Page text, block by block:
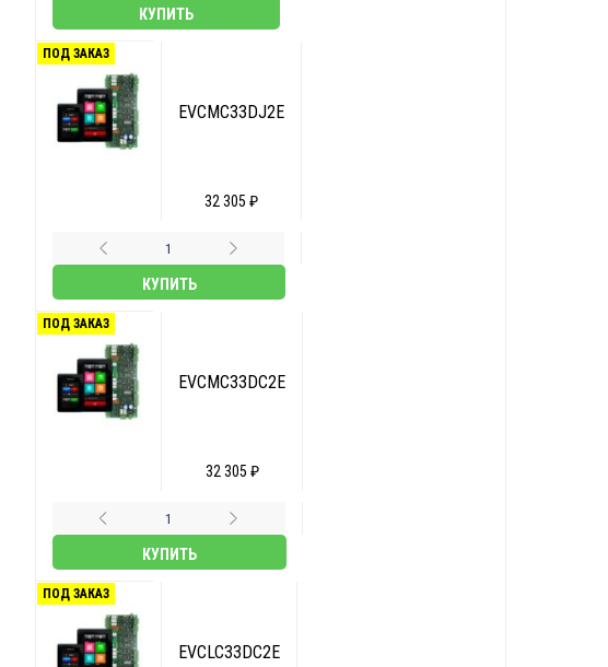
КУПИТЬ
ПОД ЗАКАЗ
EVCMC33DJ2E
32 305 ₽
КУПИТЬ
ПОД ЗАКАЗ
EVCMC33DC2E
32 305 ₽
КУПИТЬ
ПОД ЗАКАЗ
EVCLC33DC2E